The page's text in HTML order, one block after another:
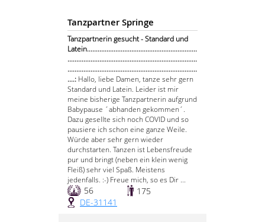
Tanzpartner Springe
Tanzpartnerin gesucht - Standard und
Latein..............................................................
.........................................................................
.........................................................................
....: Hallo, liebe Damen, tanze sehr gern
Standard und Latein. Leider ist mir
meine bisherige Tanzpartnerin aufgrund
Babypause ´abhanden gekommen´.
Dazu gesellte sich noch COVID und so
pausiere ich schon eine ganze Weile.
Würde aber sehr gern wieder
durchstarten. Tanzen ist Lebensfreude
pur und bringt (neben ein klein wenig
Fleiß) sehr viel Spaß. Meistens
jedenfalls. :-) Freue mich, so es Dir ...
56
175
DE-31141